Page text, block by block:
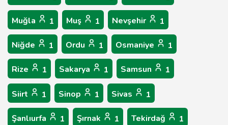
Muğla 1 Muş 1 Nevşehir 1
Niğde 1 Ordu 1 Osmaniye 1
Rize 1 Sakarya 1 Samsun 1
Siirt 1 Sinop 1 Sivas 1
Şanlıurfa 1 Şırnak 1 Tekirdağ 1